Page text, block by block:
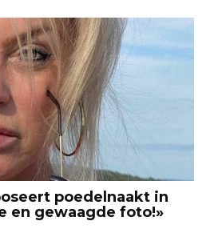
poedelnaakt in
en gewaagde foto!»